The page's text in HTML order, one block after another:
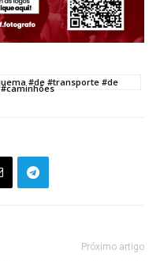
#de #transporte #de
Próximo artigo